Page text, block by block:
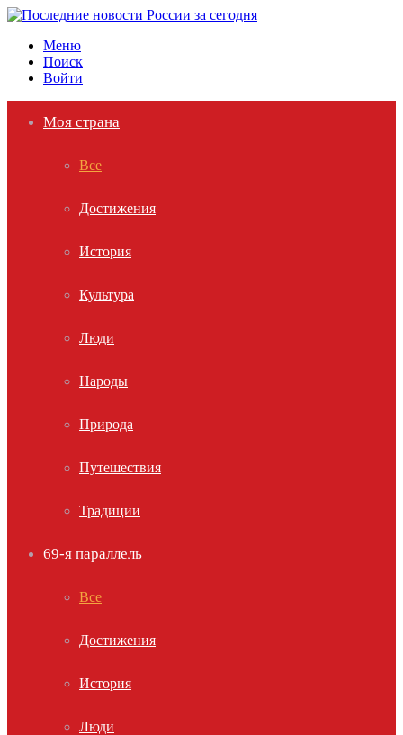
Меню
Поиск
Войти
Моя страна
Все
Достижения
История
Культура
Люди
Народы
Природа
Путешествия
Традиции
69-я параллель
Все
Достижения
История
Люди